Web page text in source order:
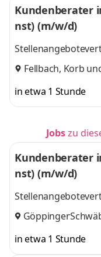
Kundenberater
nst) (m/w/d)
Fellbach, Korb
in etwa 1 Stunde
Jobszu
Kundenberater
nst) (m/w/d)
Göppingen,
in etwa 1 Stunde